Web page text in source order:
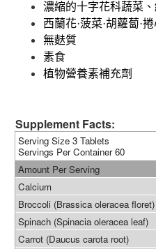
濃縮的十字花科蔬菜
西蘭花·菠菜·胡蘿蔔·
無麩質
素食
植物營養素補充劑
Supplement Facts:
Serving Size 3 Tablets
Servings Per Container 60
Amount Per Serving
Calcium
Broccoli (Brassica oleracea floret)
Spinach (Spinacia oleracea leaf)
Carrot (Daucus carota root)